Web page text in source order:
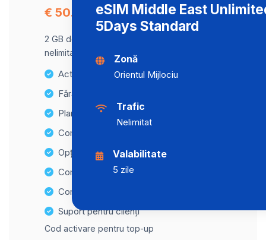
€ 50.43
2 GB de date la viteză maximă, apoi trafic
nelimitat la o viteză de 2 Mbps .
Activare instantanee
Fără taxe ascunse
Planuri de date nelimitate
Compatibilitate cu multiple dispozitive
Opțiuni de reîncărcare ușoară
Compatibilitate Hotspot
Configurare sigură și fără complicații
Suport pentru clienți
Cod activare pentru top-up
eSIM Middle East
5Days Standard
Zonă
Orientul Mijlociu
Trafic
Nelimitat
Valabilitate
5 zile